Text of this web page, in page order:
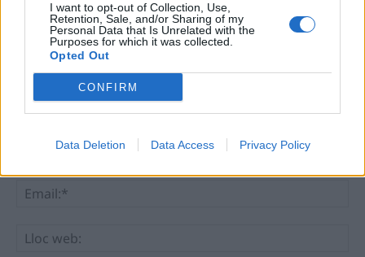
I want to opt-out of Collection, Use,
Retention, Sale, and/or Sharing of my
Personal Data that Is Unrelated with the
Purposes for which it was collected.
Opted Out
CONFIRM
Data Deletion Data Access Privacy Policy